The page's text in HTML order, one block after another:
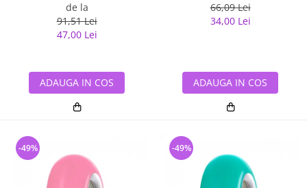
de la
91,51 Lei
47,00 Lei
ADAUGA IN COS
66,09 Lei
34,00 Lei
ADAUGA IN COS
-49% -49%